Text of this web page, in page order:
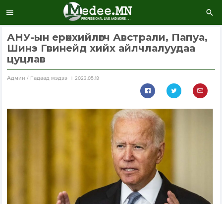
АНУ-ын ерөнхийлөгч Австрали, Папуа,
Шинэ Гвинейд хийх айлчлалуудаа
цуцлав
Aдмин / Гадаад мэдээ 2023.05.18